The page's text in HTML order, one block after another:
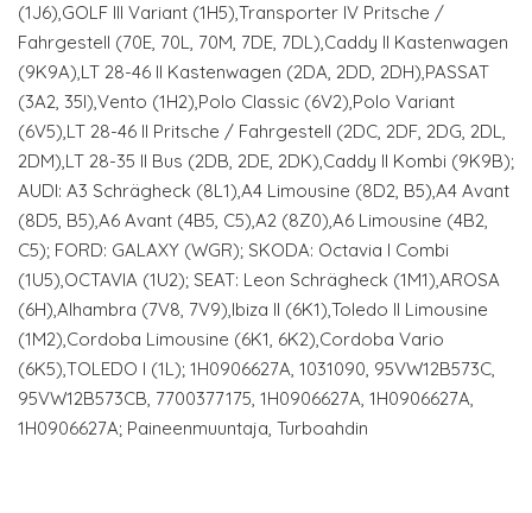
(1J6),GOLF III Variant (1H5),Transporter IV Pritsche /
Fahrgestell (70E, 70L, 70M, 7DE, 7DL),Caddy II Kastenwagen
(9K9A),LT 28-46 II Kastenwagen (2DA, 2DD, 2DH),PASSAT
(3A2, 35I),Vento (1H2),Polo Classic (6V2),Polo Variant
(6V5),LT 28-46 II Pritsche / Fahrgestell (2DC, 2DF, 2DG, 2DL,
2DM),LT 28-35 II Bus (2DB, 2DE, 2DK),Caddy II Kombi (9K9B);
AUDI: A3 Schrägheck (8L1),A4 Limousine (8D2, B5),A4 Avant
(8D5, B5),A6 Avant (4B5, C5),A2 (8Z0),A6 Limousine (4B2,
C5); FORD: GALAXY (WGR); SKODA: Octavia I Combi
(1U5),OCTAVIA (1U2); SEAT: Leon Schrägheck (1M1),AROSA
(6H),Alhambra (7V8, 7V9),Ibiza II (6K1),Toledo II Limousine
(1M2),Cordoba Limousine (6K1, 6K2),Cordoba Vario
(6K5),TOLEDO I (1L); 1H0906627A, 1031090, 95VW12B573C,
95VW12B573CB, 7700377175, 1H0906627A, 1H0906627A,
1H0906627A; Paineenmuuntaja, Turboahdin